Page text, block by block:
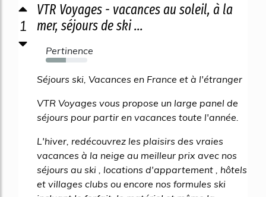
1
VTR Voyages - vacances au soleil, à la
mer, séjours de ski ...
Pertinence
49%
Séjours ski, Vacances en France et à l'étranger
VTR Voyages vous propose un large panel de
séjours pour partir en vacances toute l'année.
L'hiver, redécouvrez les plaisirs des vraies
vacances à la neige au meilleur prix avec nos
séjours au ski , locations d'appartement , hôtels
et villages clubs ou encore nos formules ski